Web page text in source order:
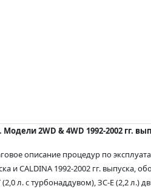
Модели 2WD & 4WD 1992-2002
описание процедур по
и CALDINA 1992-2002 гг. выпуска,
л. с турбонаддувом), ЗС-Е (2,2 л.)